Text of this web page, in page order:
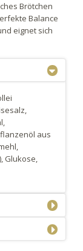
Brötchen
Balance
eignet sich
aus
Glukose,